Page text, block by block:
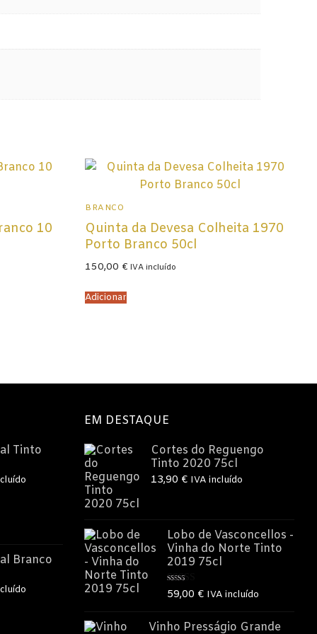
10
BRANCO
Quinta da Devesa Colheita 1970
Porto Branco 50cl
150,00 € IVA incluído
Adicionar
Tinto
Branco
EM DESTAQUE
Cortes do Reguengo
Tinto 2020 75cl
13,90 € IVA incluído
Lobo de Vasconcellos -
Vinha do Norte Tinto
2019 75cl
Avaliação
5.00de 5
59,00 € IVA incluído
Vinho Presságio Grande